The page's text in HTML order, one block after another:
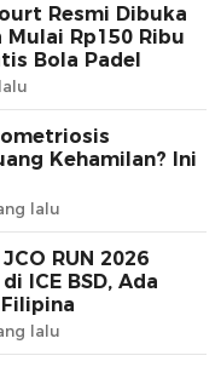
Resmi Dibuka
Mulai Rp150 Ribu
Bola Padel
Kehamilan? Ini
lalu
RUN 2026
ICE BSD, Ada
lalu